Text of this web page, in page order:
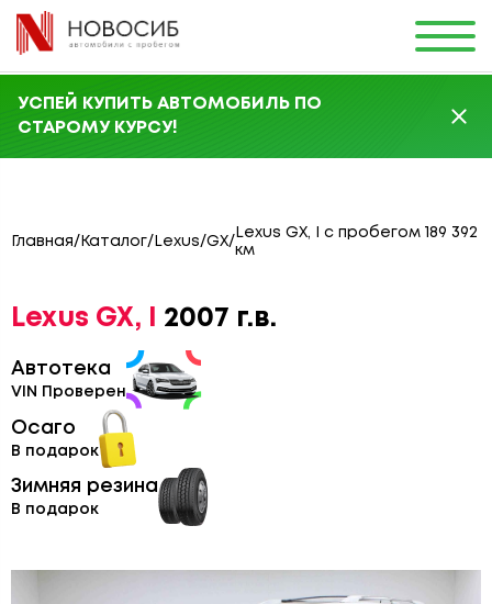
УСПЕЙ КУПИТЬ АВТОМОБИЛЬ ПО
СТАРОМУ КУРСУ!
Главная/ Каталог/ Lexus/GX/
Lexus GX, I с пробегом 189 392
км
Lexus GX, I 2007 г.в.
Автотека
VIN Проверен
Осаго
В подарок
Зимняя резина
В подарок